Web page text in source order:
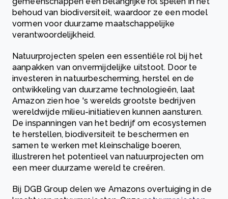
behoud van biodiversiteit, waardoor ze een model
vormen voor duurzame maatschappelijke
verantwoordelijkheid.
Natuurprojecten spelen een essentiële rol bij het
aanpakken van onvermijdelijke uitstoot. Door te
investeren in natuurbescherming, herstel en de
ontwikkeling van duurzame technologieën, laat
Amazon zien hoe 's werelds grootste bedrijven
wereldwijde milieu-initiatieven kunnen aansturen.
De inspanningen van het bedrijf om ecosystemen
te herstellen, biodiversiteit te beschermen en
samen te werken met kleinschalige boeren,
illustreren het potentieel van natuurprojecten om
een meer duurzame wereld te creëren.
Bij DGB Group delen we Amazons overtuiging in de